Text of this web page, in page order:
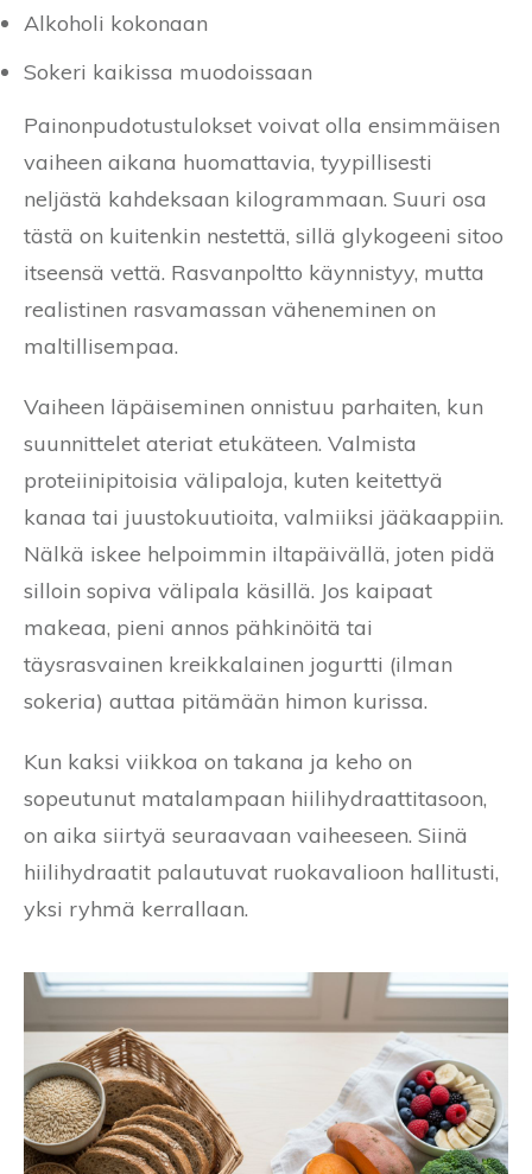
Alkoholi kokonaan
Sokeri kaikissa muodoissaan
Painonpudotustulokset voivat olla ensimmäisen
vaiheen aikana huomattavia, tyypillisesti
neljästä kahdeksaan kilogrammaan. Suuri osa
tästä on kuitenkin nestettä, sillä glykogeeni sitoo
itseensä vettä. Rasvanpoltto käynnistyy, mutta
realistinen rasvamassan väheneminen on
maltillisempaa.
Vaiheen läpäiseminen onnistuu parhaiten, kun
suunnittelet ateriat etukäteen. Valmista
proteiinipitoisia välipaloja, kuten keitettyä
kanaa tai juustokuutioita, valmiiksi jääkaappiin.
Nälkä iskee helpoimmin iltapäivällä, joten pidä
silloin sopiva välipala käsillä. Jos kaipaat
makeaa, pieni annos pähkinöitä tai
täysrasvainen kreikkalainen jogurtti (ilman
sokeria) auttaa pitämään himon kurissa.
Kun kaksi viikkoa on takana ja keho on
sopeutunut matalampaan hiilihydraattitasoon,
on aika siirtyä seuraavaan vaiheeseen. Siinä
hiilihydraatit palautuvat ruokavalioon hallitusti,
yksi ryhmä kerrallaan.